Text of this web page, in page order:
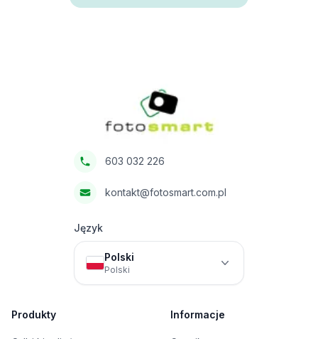
603 032 226
kontakt@fotosmart.com.pl
Język
Polski
Polski
Produkty Informacje